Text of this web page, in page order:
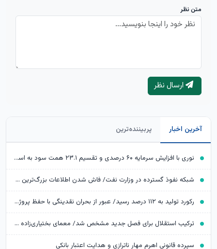
متن نظر
ارسال نظر
آخرین اخبار پربیننده‌ترین
نوری با افزایش سرمایه ۶۰ درصدی و تقسیم ۲۳.۱ همت سود به استقبال توسعه رفت
شبکه نفوذ گسترده در وزارت نفت/ فاش شدن اطلاعات بزرگ‌ترین تراستی‌ آلوده
رکورد تولید به ۱۱۲ درصد رسید/ عبور از بحران نقدینگی با حفظ پروژه‌های توسعه‌ای
ترکیب استقلال برای فصل جدید مشخص شد/ معمای بختیاری‌زاده در یک پست مهم
سپرده قانونی اهرم مهار ناترازی و هدایت اعتبار بانکی